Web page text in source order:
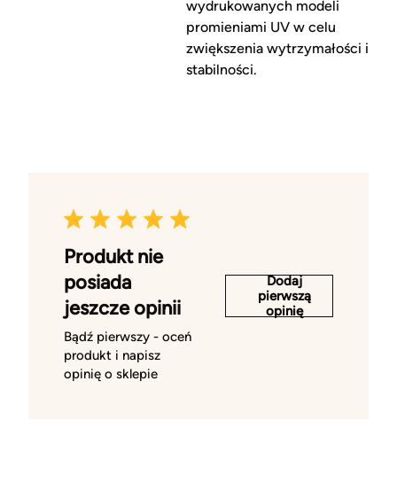
wydrukowanych modeli
promieniami UV w celu
zwiększenia wytrzymałości i
stabilności.
Produkt nie
posiada
jeszcze opinii
Bądź pierwszy - oceń
produkt i napisz
opinię o sklepie
Dodaj
pierwszą
opinię